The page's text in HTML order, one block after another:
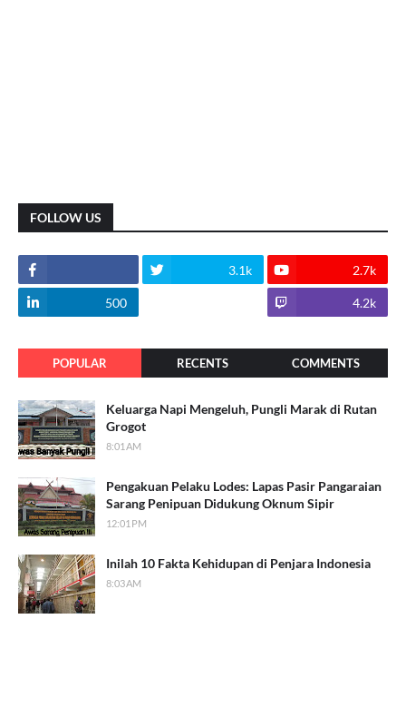
FOLLOW US
3.1k 2.7k
500 4.2k
POPULAR RECENTS COMMENTS
Keluarga Napi Mengeluh, Pungli Marak di Rutan
Grogot
8:01 AM
Pengakuan Pelaku Lodes: Lapas Pasir Pangaraian
Sarang Penipuan Didukung Oknum Sipir
12:01 PM
Inilah 10 Fakta Kehidupan di Penjara Indonesia
8:03 AM